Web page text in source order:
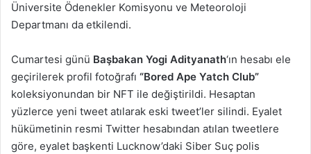
Üniversite Ödenekler Komisyonu ve Meteoroloji
Departmanı da etkilendi.
Cumartesi günü Başbakan Yogi Adityanath‘ın hesabı ele
geçirilerek profil fotoğrafı “Bored Ape Yatch Club”
koleksiyonundan bir NFT ile değiştirildi. Hesaptan
yüzlerce yeni tweet atılarak eski tweet’ler silindi. Eyalet
hükümetinin resmi Twitter hesabından atılan tweetlere
göre, eyalet başkenti Lucknow’daki Siber Suç polis